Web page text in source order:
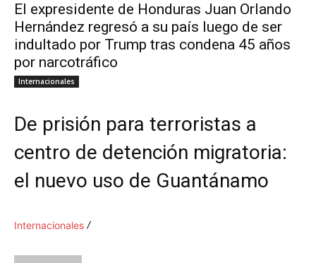
El expresidente de Honduras Juan Orlando
Hernández regresó a su país luego de ser
indultado por Trump tras condena 45 años
por narcotráfico
Internacionales
De prisión para terroristas a
centro de detención migratoria:
el nuevo uso de Guantánamo
Internacionales